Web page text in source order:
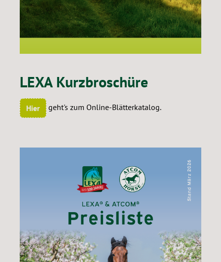
LEXA Kurzbroschüre
Hier geht's zum Online-Blätterkatalog.